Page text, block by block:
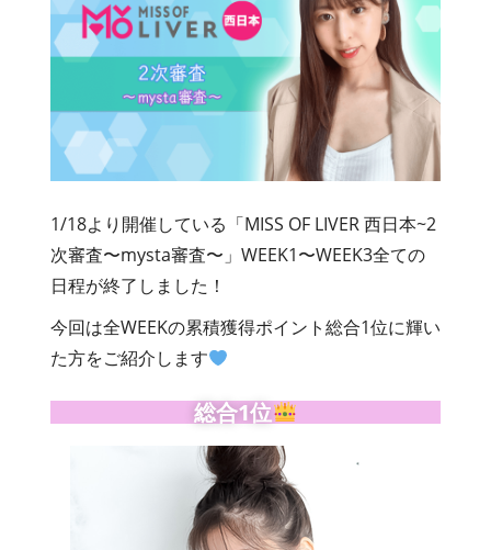
1/18より開催している「MISS OF LIVER 西日本~2
次審査〜mysta審査〜 」WEEK1〜WEEK3全ての
日程が終了しました！
今回は全WEEKの累積獲得ポイント総合1位に輝い
た方をご紹介します
総合1位